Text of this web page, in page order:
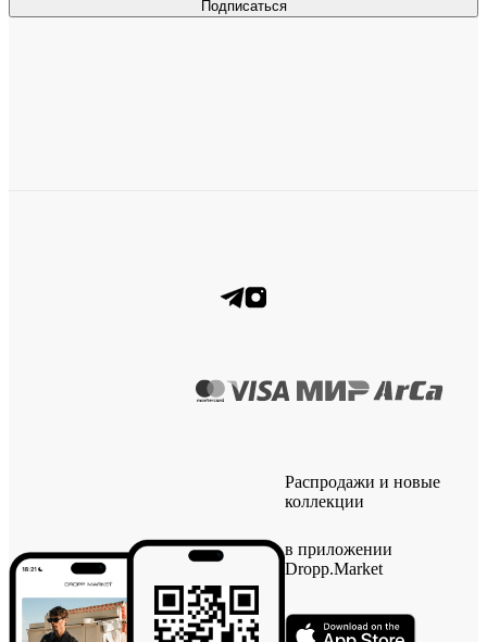
Подписаться
Распродажи и новые
коллекции
в приложении
Dropp.Market